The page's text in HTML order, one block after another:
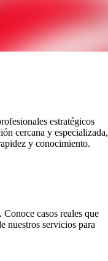
estratégicos
cercana y especializada,
y conocimiento.
casos reales que
nuestros servicios para